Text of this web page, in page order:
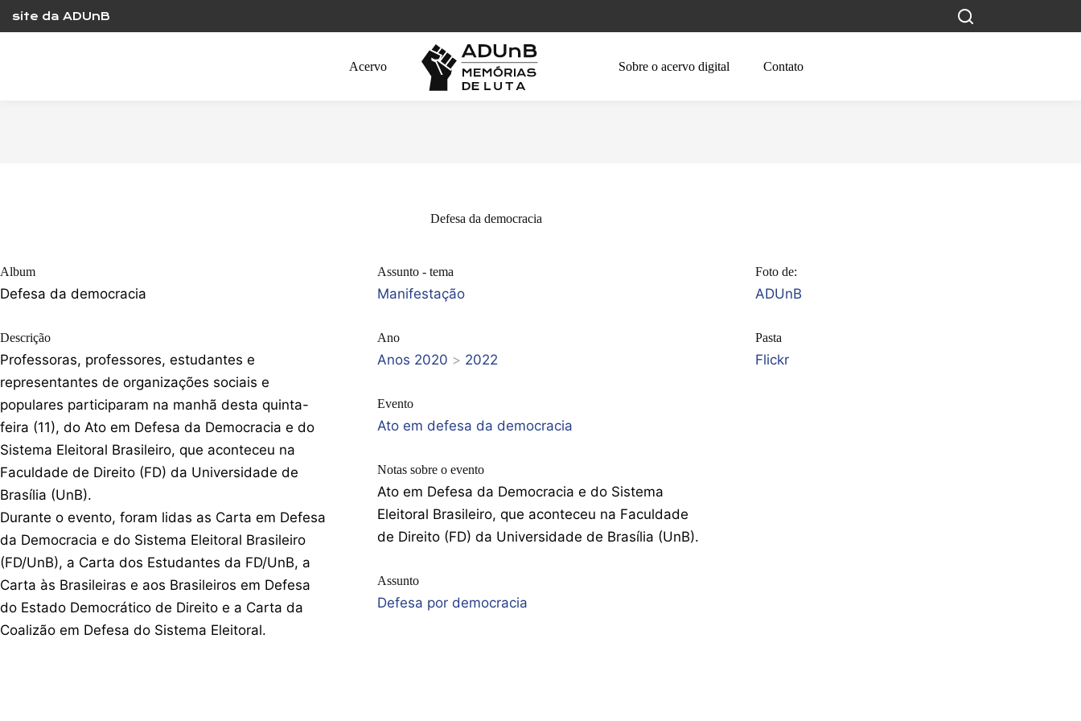
content
site da ADUnB
Acervo Sobre o acervo digital Contato
Defesa da democracia
Album
Defesa da democracia
Descrição
Professoras, professores, estudantes e
representantes de organizações sociais e
populares participaram na manhã desta quinta-
feira (11), do Ato em Defesa da Democracia e do
Sistema Eleitoral Brasileiro, que aconteceu na
Faculdade de Direito (FD) da Universidade de
Brasília (UnB).
Durante o evento, foram lidas as Carta em Defesa
da Democracia e do Sistema Eleitoral Brasileiro
(FD/UnB), a Carta dos Estudantes da FD/UnB, a
Carta às Brasileiras e aos Brasileiros em Defesa
do Estado Democrático de Direito e a Carta da
Coalizão em Defesa do Sistema Eleitoral.
Assunto - tema
Manifestação
Ano
Anos 2020 > 2022
Evento
Ato em defesa da democracia
Notas sobre o evento
Ato em Defesa da Democracia e do Sistema
Eleitoral Brasileiro, que aconteceu na Faculdade
de Direito (FD) da Universidade de Brasília (UnB).
Assunto
Defesa por democracia
Foto de:
ADUnB
Pasta
Flickr